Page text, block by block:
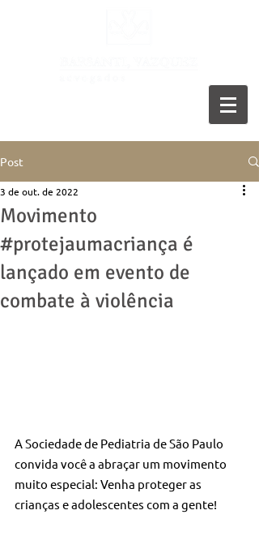
Post
Movimento
#protejaumacriança é
lançado em evento de
combate à violência
3 de out. de 2022
A Sociedade de Pediatria de São Paulo
convida você a abraçar um movimento
muito especial: Venha proteger as
crianças e adolescentes com a gente!